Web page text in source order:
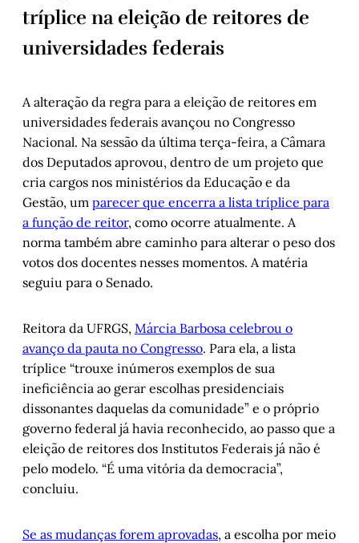
tríplice na eleição de reitores de
universidades federais
A alteração da regra para a eleição de reitores em
universidades federais avançou no Congresso
Nacional. Na sessão da última terça-feira, a Câmara
dos Deputados aprovou, dentro de um projeto que
cria cargos nos ministérios da Educação e da
Gestão, um parecer que encerra a lista tríplice para
a função de reitor, como ocorre atualmente. A
norma também abre caminho para alterar o peso dos
votos dos docentes nesses momentos. A matéria
seguiu para o Senado.
Reitora da UFRGS, Márcia Barbosa celebrou o
avanço da pauta no Congresso. Para ela, a lista
tríplice “trouxe inúmeros exemplos de sua
ineficiência ao gerar escolhas presidenciais
dissonantes daquelas da comunidade” e o próprio
governo federal já havia reconhecido, ao passo que a
eleição de reitores dos Institutos Federais já não é
pelo modelo. “É uma vitória da democracia”,
concluiu.
Se as mudanças forem aprovadas, a escolha por meio